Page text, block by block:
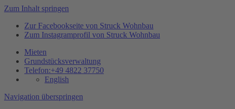
Zum Inhalt springen
Zur Facebookseite von Struck Wohnbau
Zum Instagramprofil von Struck Wohnbau
Mieten
Grundstücksverwaltung
Telefon:+49 4822 37750
English
Navigation überspringen